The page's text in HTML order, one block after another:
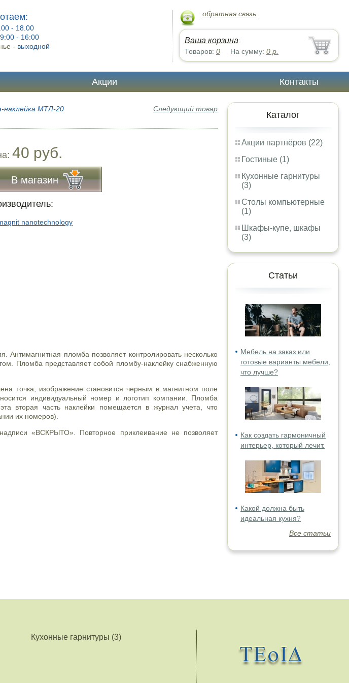
- 18.00
9:00 - 16:00
- выходной
обратная связь
Ваша корзина:
Товаров: 0 На сумму: 0 р.
Акции Контакты
Каталог
Акции партнёров (22)
Гостиные (1)
Кухонные гарнитуры
(3)
Столы компьютерные
(1)
Шкафы-купе, шкафы
(3)
Статьи
Мебель на заказ или
готовые варианты мебели,
что лучше?
Как создать гармоничный
интерьер, который лечит.
Какой должна быть
идеальная кухня?
Все статьи
Следующий товар
наклейка МТЛ-20
40 руб.
В магазин
nanotechnology
Антимагнитная пломба позволяет контролировать несколько
Пломба представляет собой пломбу-наклейку снабженную
точка, изображение становится черным в магнитном поле
индивидуальный номер и логотип компании. Пломба
вторая часть наклейки помещается в журнал учета, что
их номеров).
«ВСКРЫТО». Повторное приклеивание не позволяет
Кухонные гарнитуры (3)